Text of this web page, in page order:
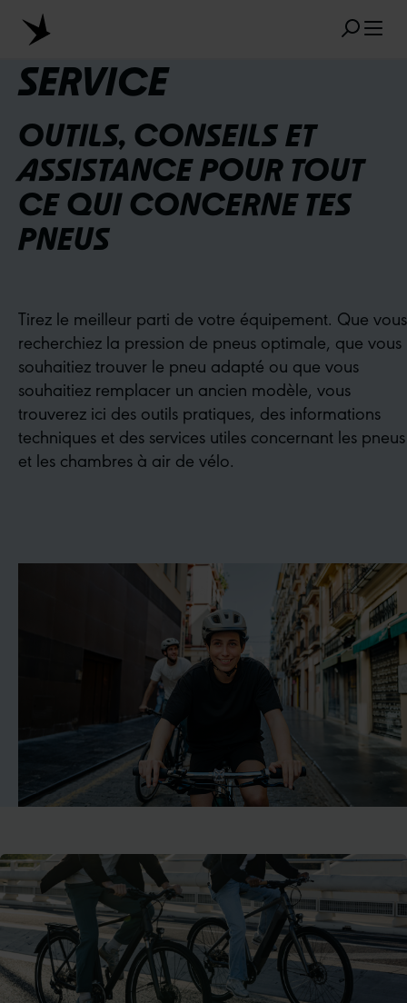
Skip to main content
RÉSULTATS POPULAIRES
MARATHON TUBELESS
RADIAL
CLIK VALVE
ALBERT
SERVICE
OUTILS, CONSEILS ET
ASSISTANCE POUR TOUT
CE QUI CONCERNE TES
PNEUS
Tirez le meilleur parti de votre équipement. Que vous
recherchiez la pression de pneus optimale, que vous
souhaitiez trouver le pneu adapté ou que vous
souhaitiez remplacer un ancien modèle, vous
trouverez ici des outils pratiques, des informations
techniques et des services utiles concernant les pneus
et les chambres à air de vélo.